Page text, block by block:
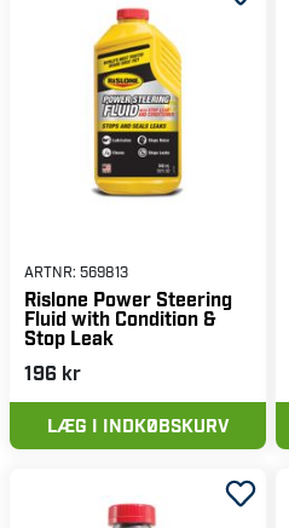
ARTNR: 569813
Rislone Power Steering
Fluid with Condition &
Stop Leak
196 kr
LÆG I INDKØBSKURV